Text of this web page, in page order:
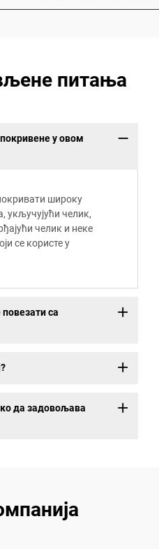
питања
у овом
широку
укључујући челик,
челик и неке
се користе у
са
да задовољава